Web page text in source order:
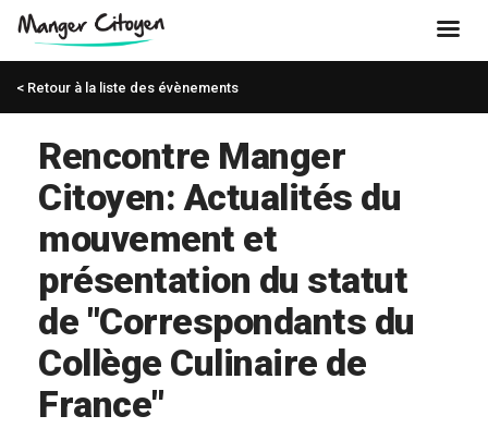
< Retour à la liste des évènements
Rencontre Manger
Citoyen: Actualités du
mouvement et
présentation du statut
de "Correspondants du
Collège Culinaire de
France"